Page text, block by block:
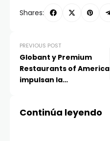
Shares:
PREVIOUS POST
Globant y Premium
Restaurants of America
impulsan la
Centroamérica
Continúa leyendo